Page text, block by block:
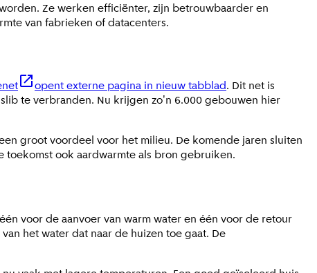
Ze werken efficiënter, zijn betrouwbaarder en
van fabrieken of datacenters.
opent externe pagina in nieuw tabblad. Dit net is
te verbranden. Nu krijgen zo'n 6.000 gebouwen hier
groot voordeel voor het milieu. De komende jaren sluiten
toekomst ook aardwarmte als bron gebruiken.
voor de aanvoer van warm water en één voor de retour
het water dat naar de huizen toe gaat. De